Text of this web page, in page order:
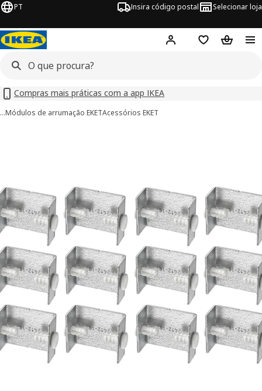
PT Insira código postal Selecionar loja
Hej! Inicie sessão
FavoritosCesto de
Compras mais práticas com a app IKEA
…Módulos de arrumação EKETAcessórios EKET